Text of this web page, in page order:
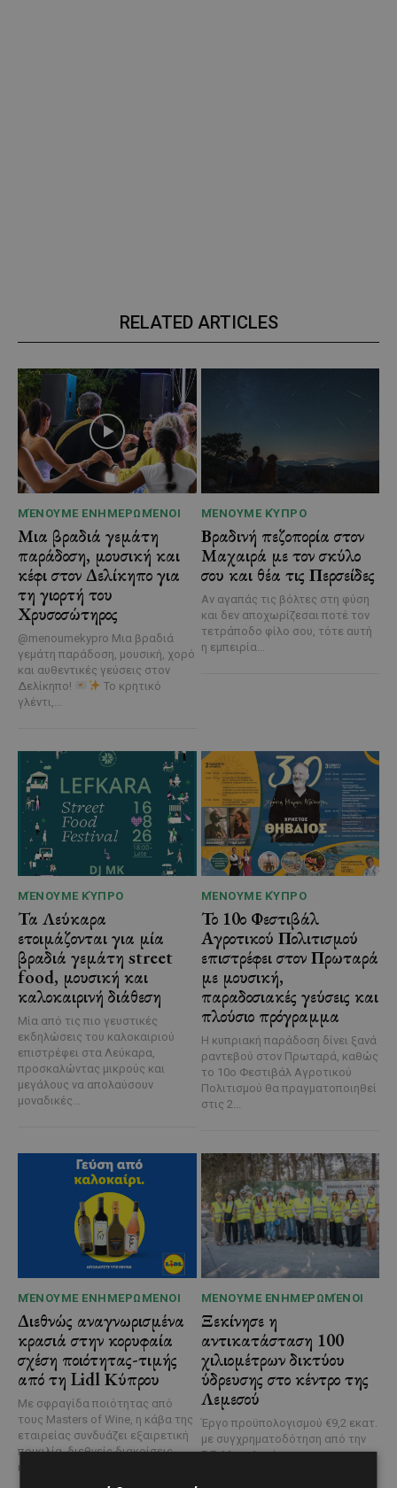
RELATED ARTICLES
ΜΈΝΟΥΜΕ ΕΝΗΜΕΡΩΜΈΝΟΙ
Μια βραδιά γεμάτη
παράδοση, μουσική και
κέφι στον Δελίκηπο για
τη γιορτή του
Χρυσοσώτηρος
@menoumekypro Μια βραδιά
γεμάτη παράδοση, μουσική, χορό
και αυθεντικές γεύσεις στον
Δελίκηπο!
Το κρητικό
γλέντι,...
ΜΈΝΟΥΜΕ ΚΎΠΡΟ
Βραδινή πεζοπορία στον
Μαχαιρά με τον σκύλο
σου και θέα τις Περσείδες
Αν αγαπάς τις βόλτες στη φύση
και δεν αποχωρίζεσαι ποτέ τον
τετράποδο φίλο σου, τότε αυτή
η εμπειρία...
ΜΈΝΟΥΜΕ ΚΎΠΡΟ
Τα Λεύκαρα
ετοιμάζονται για μία
βραδιά γεμάτη street
food, μουσική και
καλοκαιρινή διάθεση
Μία από τις πιο γευστικές
εκδηλώσεις του καλοκαιριού
επιστρέφει στα Λεύκαρα,
προσκαλώντας μικρούς και
μεγάλους να απολαύσουν
μοναδικές...
ΜΈΝΟΥΜΕ ΚΎΠΡΟ
Το 10ο Φεστιβάλ
Αγροτικού Πολιτισμού
επιστρέφει στον Πρωταρά
με μουσική,
παραδοσιακές γεύσεις και
πλούσιο πρόγραμμα
Η κυπριακή παράδοση δίνει ξανά
ραντεβού στον Πρωταρά, καθώς
το 10ο Φεστιβάλ Αγροτικού
Πολιτισμού θα πραγματοποιηθεί
στις 2...
ΜΈΝΟΥΜΕ ΕΝΗΜΕΡΩΜΈΝΟΙ
Διεθνώς αναγνωρισμένα
κρασιά στην κορυφαία
σχέση ποιότητας-τιμής
από τη Lidl Κύπρου
Με σφραγίδα ποιότητας από
τους Masters of Wine, η κάβα της
εταιρείας συνδυάζει εξαιρετική
ποικιλία, διεθνείς διακρίσεις
και...
ΜΈΝΟΥΜΕ ΕΝΗΜΕΡΩΜΈΝΟΙ
Ξεκίνησε η
αντικατάσταση 100
χιλιομέτρων δικτύου
ύδρευσης στο κέντρο της
Λεμεσού
Έργο προϋπολογισμού €9,2 εκατ.
με συγχρηματοδότηση από την
Ε.Ε. Με τελετή που